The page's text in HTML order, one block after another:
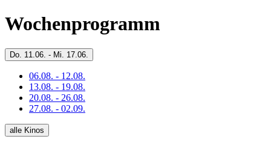
Wochenprogramm
Do. 11.06. - Mi. 17.06.
06.08. - 12.08.
13.08. - 19.08.
20.08. - 26.08.
27.08. - 02.09.
alle Kinos